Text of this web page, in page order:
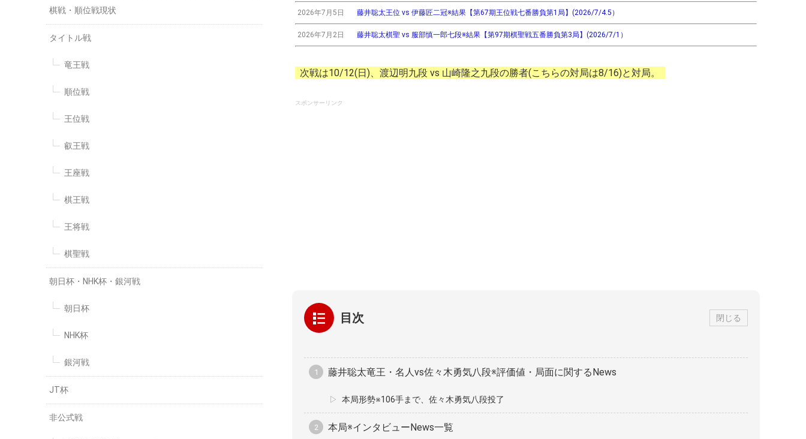
2026年7月5日 藤井聡太王位 vs 伊藤匠二冠※結果【第67期王位戦七番勝負第1局】(2026/7/4.5）
2026年7月2日 藤井聡太棋聖 vs 服部慎一郎七段※結果【第97期棋聖戦五番勝負第3局】(2026/7/1）
次戦は10/12(日)、渡辺明九段 vs 山崎隆之九段の勝者(こちらの対局は8/16)と対局。
スポンサーリンク
目次 閉じる
藤井聡太竜王・名人vs佐々木勇気八段※評価値・局面に関するNews
本局形勢※106手まで、佐々木勇気八段投了
本局※インタビューNews一覧
棋戦・順位戦現状
タイトル戦
竜王戦
順位戦
王位戦
叡王戦
王座戦
棋王戦
王将戦
棋聖戦
朝日杯・NHK杯・銀河戦
朝日杯
NHK杯
銀河戦
JT杯
非公式戦